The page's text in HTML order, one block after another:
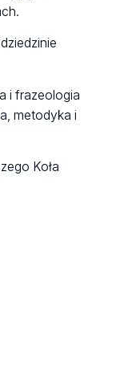
i frazeologia
metodyka i
Koła